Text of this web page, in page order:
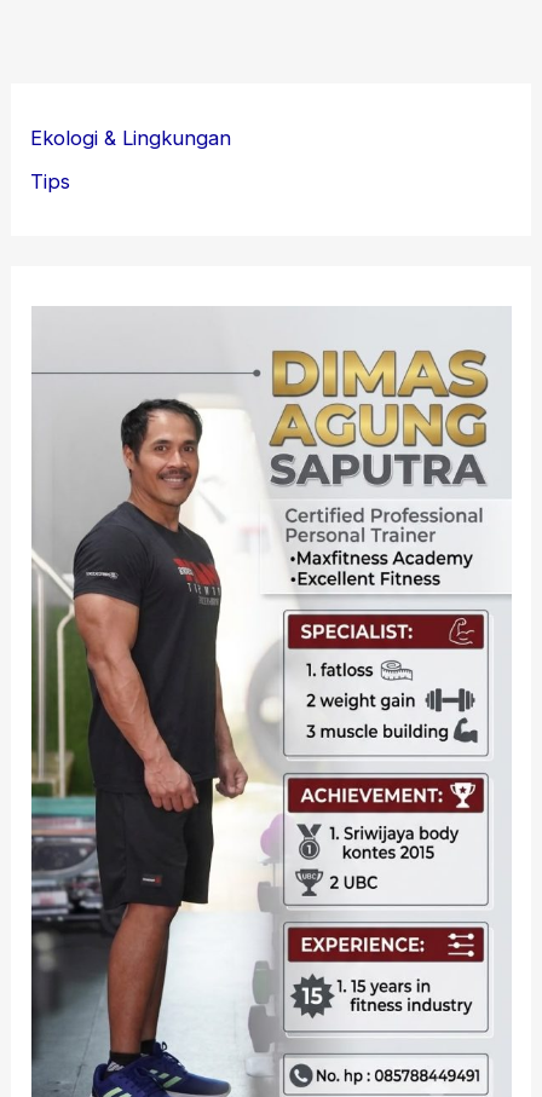
Ekologi & Lingkungan
Tips